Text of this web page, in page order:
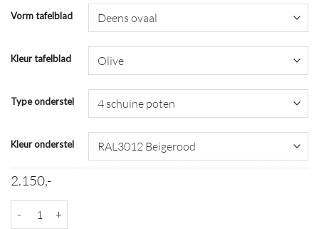
Vorm tafelblad
Kleur tafelblad
Type onderstel
Kleur onderstel
2.150,-